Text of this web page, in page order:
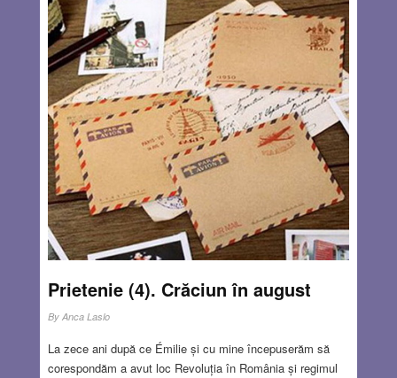
unui loc de muncă, deci nu refugiați politici. Dacă nu s-ar fi
luat măsurile necesare, poate că astăzi am fi avut peste
un milion de africani, care nu au nimic comun cu Israelul
și menirea lui de a fi singura țară a evreilor.
more…
MAR 28, 2022 68 COMMENTS
Prietenie (4). Crăciun în august
By Anca Laslo
La zece ani după ce Émilie și cu mine începuserăm să
corespondăm a avut loc Revoluția în România și regimul